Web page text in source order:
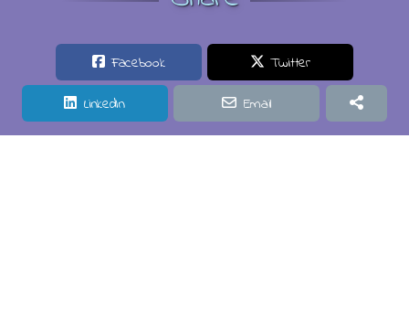
Facebook
Twitter
LinkedIn
Email
Catalogue